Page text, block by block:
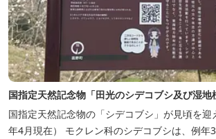
国指定天然記念物「田光のシデコブシ及び湿地
国指定天然記念物の「シデコブシ」が見頃を
年4月現在） モクレン科のシデコブシは、例年3月末からつぼみを